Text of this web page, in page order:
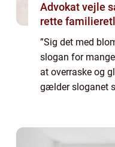
Advokat vejle sådan vælger du den
rette
”Sig det med
slogan for
at overraske og
gælder sloganet